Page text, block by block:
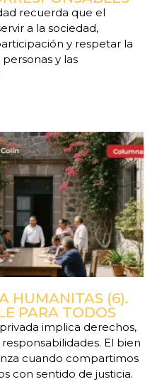
recuerda que el
a la sociedad,
y respetar la
y las
HUMANITAS (6).
PARA TODOS
implica derechos,
El bien
cuando compartimos
con sentido de justicia.